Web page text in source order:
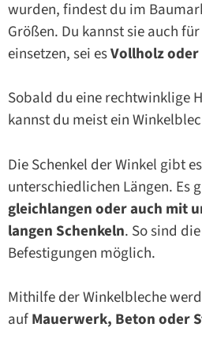
wurden, findest du im
Größen. Du kannst sie auch
einsetzen, sei esVollholz
Sobald du eine rechtwinklige
kannst du meist ein
Die Schenkel der Winkel gibt
unterschiedlichen Längen. Es
gleichlangen oder auch mit
langen Schenkeln. So sind
Befestigungen möglich.
Mithilfe der Winkelbleche
aufMauerwerk, Beton oder